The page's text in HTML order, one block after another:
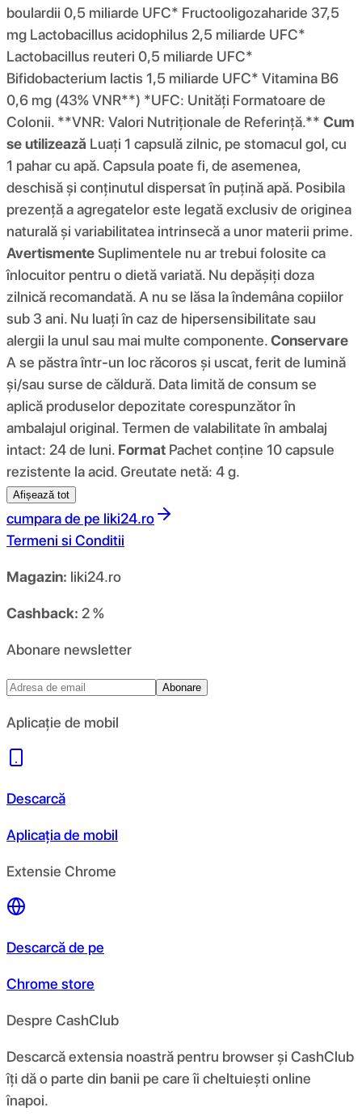
boulardii 0,5 miliarde UFC* Fructooligozaharide 37,5
mg Lactobacillus acidophilus 2,5 miliarde UFC*
Lactobacillus reuteri 0,5 miliarde UFC*
Bifidobacterium lactis 1,5 miliarde UFC* Vitamina B6
0,6 mg (43% VNR**) *UFC: Unități Formatoare de
Colonii. **VNR: Valori Nutriționale de Referință.** Cum
se utilizează Luați 1 capsulă zilnic, pe stomacul gol, cu
1 pahar cu apă. Capsula poate fi, de asemenea,
deschisă și conținutul dispersat în puțină apă. Posibila
prezență a agregatelor este legată exclusiv de originea
naturală și variabilitatea intrinsecă a unor materii prime.
AvertismenteSuplimentele nu ar trebui folosite ca
înlocuitor pentru o dietă variată. Nu depășiți doza
zilnică recomandată. A nu se lăsa la îndemâna copiilor
sub 3 ani. Nu luați în caz de hipersensibilitate sau
alergii la unul sau mai multe componente.Conservare
A se păstra într-un loc răcoros și uscat, ferit de lumină
și/sau surse de căldură. Data limită de consum se
aplică produselor depozitate corespunzător în
ambalajul original. Termen de valabilitate în ambalaj
intact: 24 de luni. Format Pachet conține 10 capsule
rezistente la acid. Greutate netă: 4 g.
Afișează tot
cumpara de pe liki24.ro
Termeni si Conditii
Magazin: liki24.ro
Cashback: 2 %
Abonare newsletter
Abonare
Aplicație de mobil
Descarcă
Aplicația de mobil
Extensie Chrome
Descarcă de pe
Chrome store
Despre CashClub
Descarcă extensia noastră pentru browser și CashClub
îți dă o parte din banii pe care îi cheltuiești online
înapoi.